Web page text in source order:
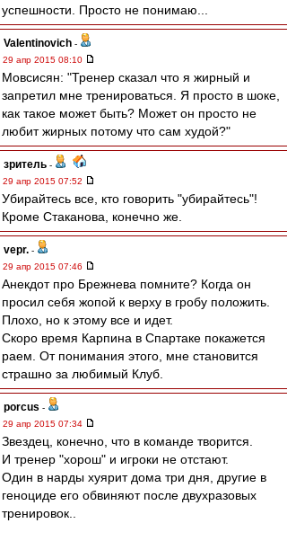
успешности. Просто не понимаю...
Valentinovich -
29 апр 2015 08:10
Мовсисян: "Тренер сказал что я жирный и
запретил мне тренироваться. Я просто в шоке,
как такое может быть? Может он просто не
любит жирных потому что сам худой?"
зpитель -
29 апр 2015 07:52
Убирайтесь все, кто говорить "убирайтесь"!
Кроме Стаканова, конечно же.
vepr. -
29 апр 2015 07:46
Анекдот про Брежнева помните? Когда он
просил себя жопой к верху в гробу положить.
Плохо, но к этому все и идет.
Скоро время Карпина в Спартаке покажется
раем. От понимания этого, мне становится
страшно за любимый Клуб.
porcus -
29 апр 2015 07:34
Звездец, конечно, что в команде творится.
И тренер "хорош" и игроки не отстают.
Один в нарды хуярит дома три дня, другие в
геноциде его обвиняют после двухразовых
тренировок..